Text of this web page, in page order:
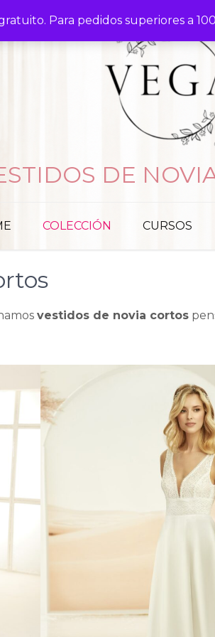
Para pedidos superiores a
DE
COLECCIÓN CURSOS
vestidos de novia cortos